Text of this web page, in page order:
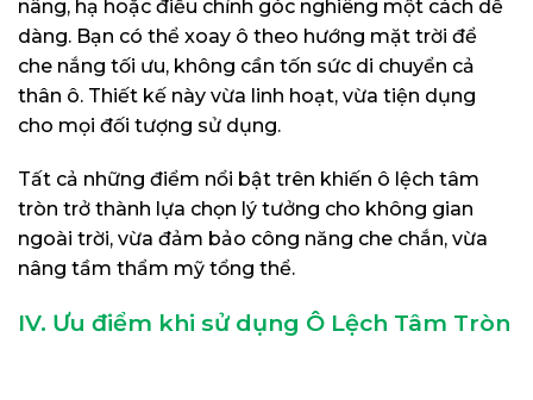
nâng, hạ hoặc điều chỉnh góc nghiêng một cách dễ
dàng. Bạn có thể xoay ô theo hướng mặt trời để
che nắng tối ưu, không cần tốn sức di chuyển cả
thân ô. Thiết kế này vừa linh hoạt, vừa tiện dụng
cho mọi đối tượng sử dụng.
Tất cả những điểm nổi bật trên khiến ô lệch tâm
tròn trở thành lựa chọn lý tưởng cho không gian
ngoài trời, vừa đảm bảo công năng che chắn, vừa
nâng tầm thẩm mỹ tổng thể.
IV. Ưu điểm khi sử dụng Ô Lệch Tâm Tròn